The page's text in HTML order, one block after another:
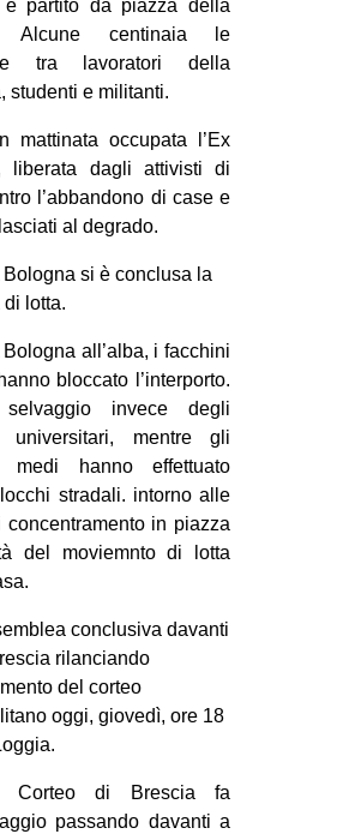
è partito da piazza della
Alcune centinaia le
tra lavoratori della
studenti e militanti.
mattinata occupata l’Ex
liberata dagli attivisti di
l’abbandono di case e
al degrado.
Bologna si è conclusa la
lotta.
Bologna all’alba, i facchini
bloccato l’interporto.
selvaggio invece degli
universitari, mentre gli
medi hanno effettuato
stradali. intorno alle
concentramento in piazza
del moviemnto di lotta
conclusiva davanti
rilanciando
del corteo
oggi, giovedì, ore 18
Corteo di Brescia fa
passando davanti a